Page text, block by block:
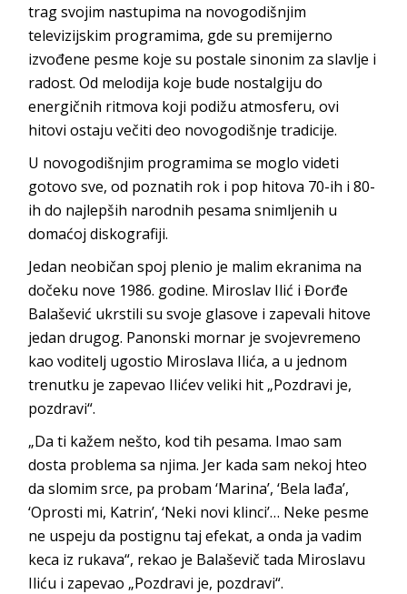
trag svojim nastupima na novogodišnjim
televizijskim programima, gde su premijerno
izvođene pesme koje su postale sinonim za slavlje i
radost. Od melodija koje bude nostalgiju do
energičnih ritmova koji podižu atmosferu, ovi
hitovi ostaju večiti deo novogodišnje tradicije.
U novogodišnjim programima se moglo videti
gotovo sve, od poznatih rok i pop hitova 70-ih i 80-
ih do najlepših narodnih pesama snimljenih u
domaćoj diskografiji.
Jedan neobičan spoj plenio je malim ekranima na
dočeku nove 1986. godine. Miroslav Ilić i Đorđe
Balašević ukrstili su svoje glasove i zapevali hitove
jedan drugog. Panonski mornar je svojevremeno
kao voditelj ugostio Miroslava Ilića, a u jednom
trenutku je zapevao Ilićev veliki hit „Pozdravi je,
pozdravi“.
„Da ti kažem nešto, kod tih pesama. Imao sam
dosta problema sa njima. Jer kada sam nekoj hteo
da slomim srce, pa probam ‘Marina’, ‘Bela lađa’,
‘Oprosti mi, Katrin’, ‘Neki novi klinci’… Neke pesme
ne uspeju da postignu taj efekat, a onda ja vadim
keca iz rukava“, rekao je Balaševič tada Miroslavu
Iliću i zapevao „Pozdravi je, pozdravi“.